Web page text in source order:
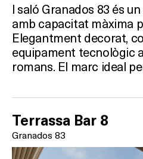
l saló Granados 83 és
amb capacitat màxima
Elegantment decorat,
equipament tecnològic
romans. El marc ideal
Terrassa Bar 8
Granados 83